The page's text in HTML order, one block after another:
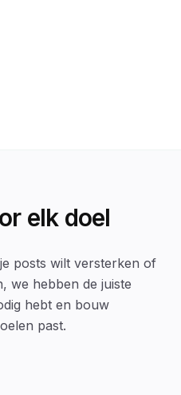
elk doel
posts wilt versterken of
we hebben de juiste
hebt en bouw
past.